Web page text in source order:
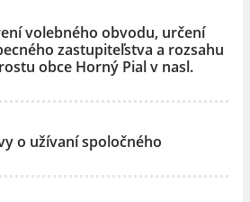
volebného obvodu, určení
zastupiteľstva a rozsahu
obce Horný Pial v nasl.
o užívaní spoločného